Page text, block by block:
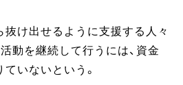
け出せるように支援する人々
動を継続して行うには、資金
いないという。